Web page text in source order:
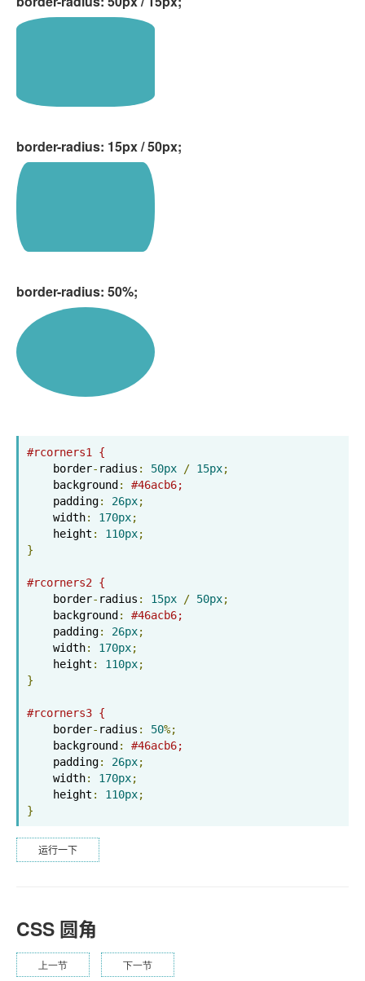
border-radius: 15px / 50px;
border-radius: 50%;
#rcorners1 {
    border
- radius : 50px / 15px;
    background
:
#46acb6;
    padding
: 26px;
    width
: 170px;
    height
: 110px;
}
#rcorners2 {
    border
- radius : 15px / 50px;
    background
:
#46acb6;
    padding
: 26px;
    width
: 170px;
    height
: 110px;
}
#rcorners3 {
    border
- radius : 50%;
    background
:
#46acb6;
    padding
: 26px;
    width
: 170px;
    height
: 110px;
}
运行一下
CSS 圆角
上一节 下一节